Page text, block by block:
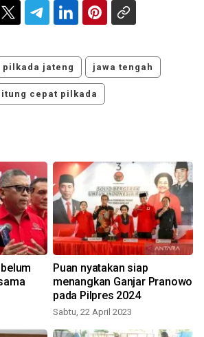
pilkada jateng jawa tengah
cepat pilkada
Puan nyatakan siap
menangkan Ganjar Pranowo
pada Pilpres 2024
Sabtu, 22 April 2023